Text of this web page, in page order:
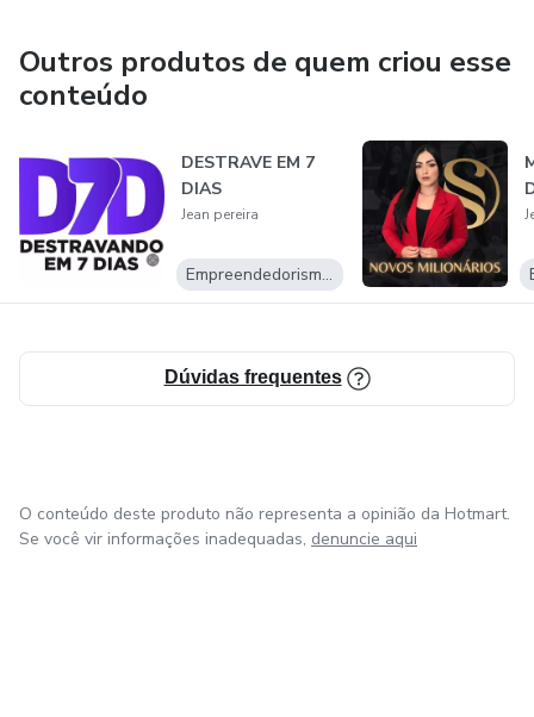
Outros produtos de quem criou esse
conteúdo
DESTRAVE EM 7
DIAS
Jean pereira
Empreendedorismo Digital
Dúvidas frequentes
O conteúdo deste produto não representa a opinião da Hotmart.
Se você vir informações inadequadas, denuncie aqui